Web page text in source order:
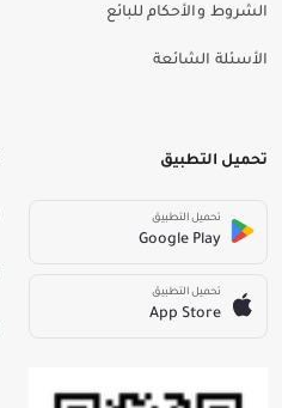
الشروط والأحكام للبائع
الأسئلة الشائعة
تحميل التطبيق
تحميل التطبيق
Google Play
تحميل التطبيق
App Store